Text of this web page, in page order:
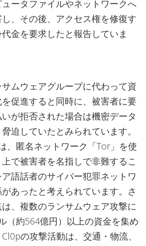
ータファイルやネットワークへ
、その後、アクセス権を修復す
金を要求したと報告していま
ムウェアグループに代わって資
促進すると同時に、被害者に要
が拒否された場合は機密データ
迫していたとみられています。
、匿名ネットワーク「Tor」を使
で被害者を名指しで非難するこ
語話者のサイバー犯罪ネットワ
あったと考えられています。さ
、複数のランサムウェア攻撃に
（約564億円）以上の資金を集め
の攻撃活動は、交通・物流、